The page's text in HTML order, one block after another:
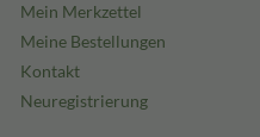
Mein Merkzettel
Meine Bestellungen
Kontakt
Neuregistrierung